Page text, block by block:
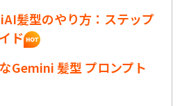
髪型のやり方：ステップ
ド
Gemini 髪型 プロンプト